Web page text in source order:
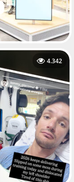
4.342